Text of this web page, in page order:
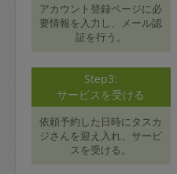
アカウント登録ページに必
要情報を入力し、メール認
証を行う。
Step3:
サービスを受ける
依頼予約した日時にタスカ
ジさんを迎え入れ、サービ
スを受ける。